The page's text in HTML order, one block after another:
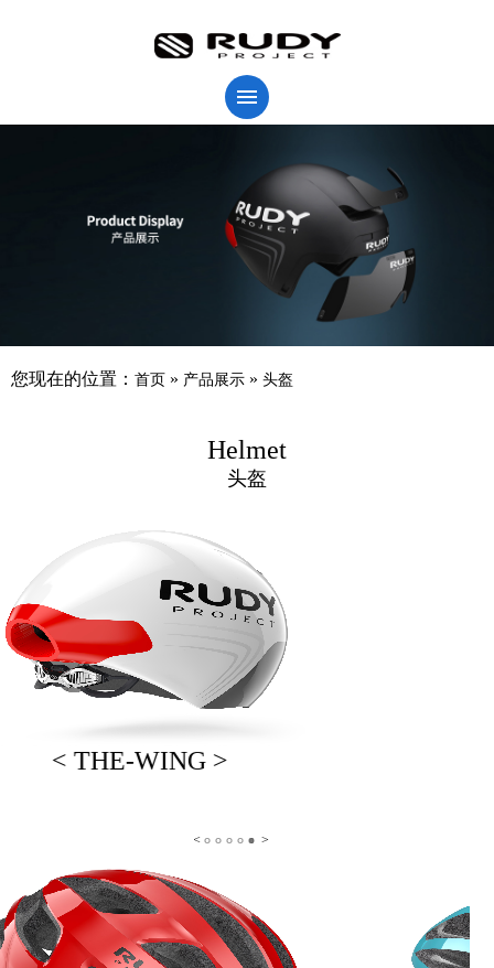
您现在的位置： 首页 » 产品展示 » 头盔
Helmet
头盔
< THE-WING >